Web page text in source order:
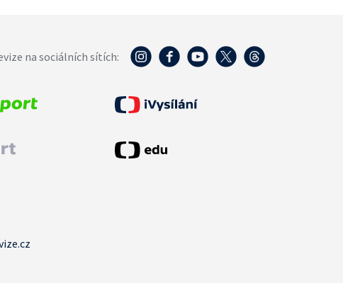
na sociálních sítích: